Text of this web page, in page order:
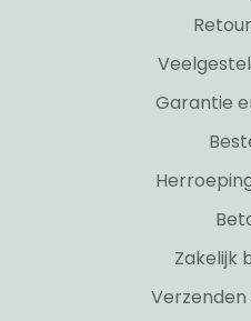
Garantie
Zakelijk